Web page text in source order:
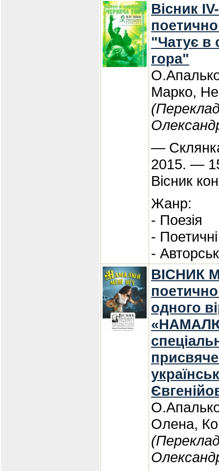
Вісник
"Чатує в
гора"
Марко,
—
2015. —
Вісник
Жанр:
- Поезія
- Поетичні
-
ВІСНИК
одного
Олена,